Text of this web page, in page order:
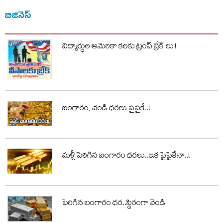
బిజినెస్
విద్యార్ధుల అమెరికా కలకు ట్రంప్ బ్రేక్ లు !
బంగారం, వెండి ధరలు పైపైకే..!
మళ్లీ పెరిగిన బంగారం ధరలు..ఇక పైపైకేనా..!
పెరిగిన బంగారం ధర..స్థిరంగా వెండి